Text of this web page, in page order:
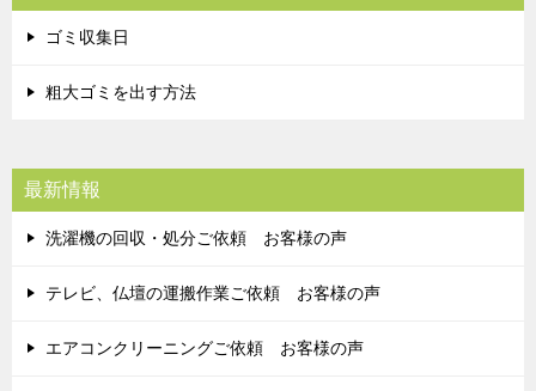
ゴミ収集日
粗大ゴミを出す方法
最新情報
洗濯機の回収・処分ご依頼 お客様の声
テレビ、仏壇の運搬作業ご依頼 お客様の声
エアコンクリーニングご依頼 お客様の声